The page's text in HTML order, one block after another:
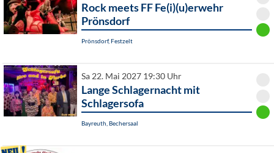
Rock meets FF Fe(i)(u)erwehr
Prönsdorf
Prönsdorf, Festzelt
Sa 22. Mai 2027 19:30 Uhr
Lange Schlagernacht mit
Schlagersofa
Bayreuth, Bechersaal